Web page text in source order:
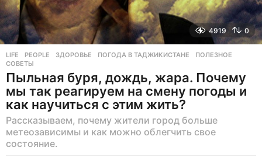
4919 0
LIFE ,PEOPLE ЗДОРОВЬЕ ,ПОГОДА В ТАДЖИКИСТАНЕ ,ПОЛЕЗНОЕ
СОВЕТЫ
Пыльная буря, дождь, жара. Почему
мы так реагируем на смену погоды и
как научиться с этим жить?
Рассказываем, почему жители город больше
метеозависимы и как можно облегчить свое
состояние.